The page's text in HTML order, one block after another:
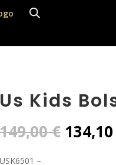
Us Kids
149,00€ El
precio
134,10
USK6501 –